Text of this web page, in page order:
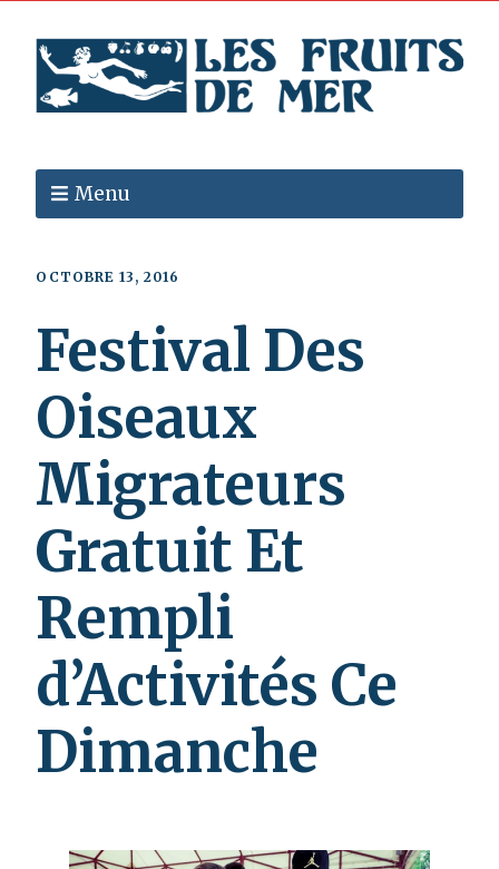
Menu
OCTOBRE 13, 2016
Festival Des
Oiseaux
Migrateurs
Gratuit Et
Rempli
d’Activités Ce
Dimanche